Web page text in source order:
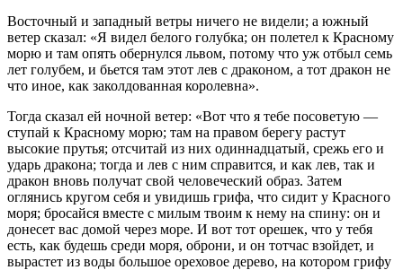
Восточный и западный ветры ничего не видели; а южный
ветер сказал: «Я видел белого голубка; он полетел к Красному
морю и там опять обернулся львом, потому что уж отбыл семь
лет голубем, и бьется там этот лев с драконом, а тот дракон не
что иное, как заколдованная королевна».
Тогда сказал ей ночной ветер: «Вот что я тебе посоветую —
ступай к Красному морю; там на правом берегу растут
высокие прутья; отсчитай из них одиннадцатый, срежь его и
ударь дракона; тогда и лев с ним справится, и как лев, так и
дракон вновь получат свой человеческий образ. Затем
оглянись кругом себя и увидишь грифа, что сидит у Красного
моря; бросайся вместе с милым твоим к нему на спину: он и
донесет вас домой через море. И вот тот орешек, что у тебя
есть, как будешь среди моря, оброни, и он тотчас взойдет, и
вырастет из воды большое ореховое дерево, на котором грифу